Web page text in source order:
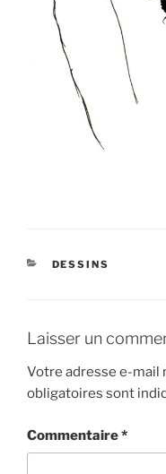
CATÉGORIES
DESSINS
Laisser un
Votre adresse e-mail
obligatoires sont
Commentaire*